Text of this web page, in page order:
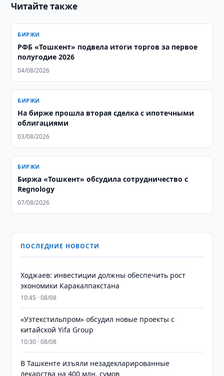
Читайте также
БИРЖИ
РФБ «Тошкент» подвела итоги торгов за первое
полугодие 2026
04/08/2026
БИРЖИ
На бирже прошла вторая сделка с ипотечными
облигациями
03/08/2026
БИРЖИ
Биржа «Тошкент» обсудила сотрудничество с
Regnology
07/08/2026
ПОСЛЕДНИЕ НОВОСТИ
Ходжаев: инвестиции должны обеспечить рост
экономики Каракалпакстана
10:45 · 08/08
«Узтекстильпром» обсудил новые проекты с
китайской Yifa Group
10:30 · 08/08
​​​​​​​В Ташкенте изъяли незадекларированные
лекарства на 400 млн. сумов